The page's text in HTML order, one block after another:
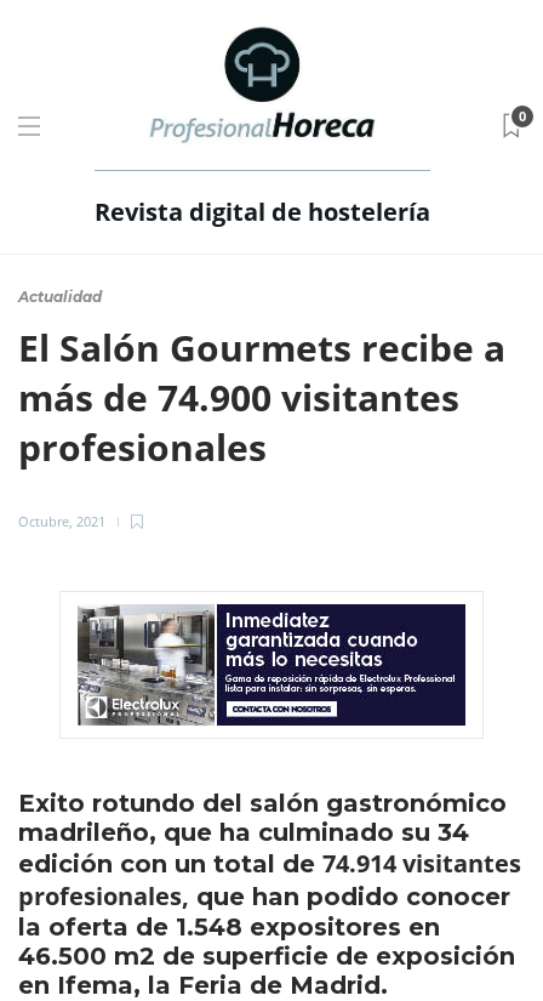
Revista digital de hostelería
0
Actualidad
El Salón Gourmets recibe a
más de 74.900 visitantes
profesionales
Octubre, 2021
Exito rotundo del salón gastronómico
madrileño, que ha culminado su 34
edición con un total de 74.914 visitantes
profesionales, que han podido conocer
la oferta de 1.548 expositores en
46.500 m2 de superficie de exposición
en Ifema, la Feria de Madrid.